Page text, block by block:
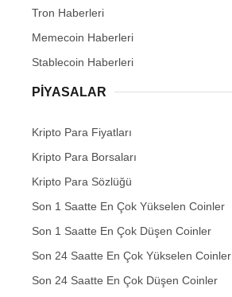
Tron Haberleri
Memecoin Haberleri
Stablecoin Haberleri
PIYASALAR
Kripto Para Fiyatları
Kripto Para Borsaları
Kripto Para Sözlüğü
Son 1 Saatte En Çok Yükselen Coinler
Son 1 Saatte En Çok Düşen Coinler
Son 24 Saatte En Çok Yükselen Coinler
Son 24 Saatte En Çok Düşen Coinler